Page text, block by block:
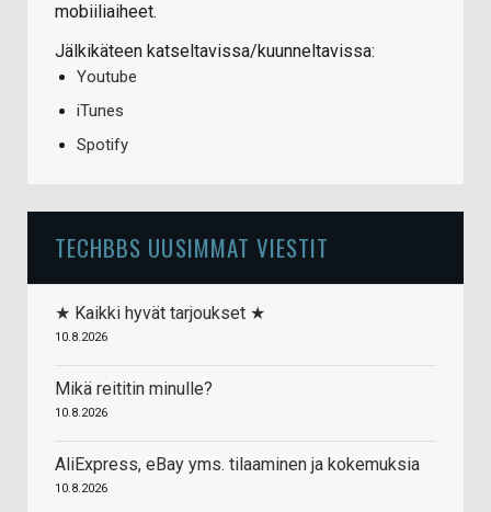
mobiiliaiheet.
Jälkikäteen katseltavissa/kuunneltavissa:
Youtube
iTunes
Spotify
TECHBBS UUSIMMAT VIESTIT
★ Kaikki hyvät tarjoukset ★
10.8.2026
Mikä reititin minulle?
10.8.2026
AliExpress, eBay yms. tilaaminen ja kokemuksia
10.8.2026